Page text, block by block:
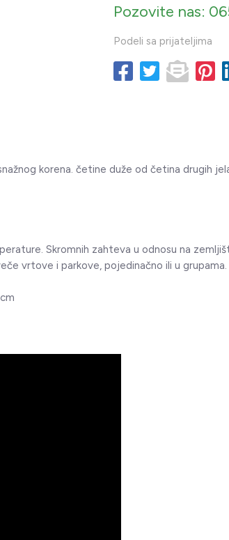
Pozovite nas:
Podeli sa prijateljima
korena. četine duže od četina drugih
Skromnih zahteva u odnosu na
vrtove i parkove, pojedinačno ili u grupama.